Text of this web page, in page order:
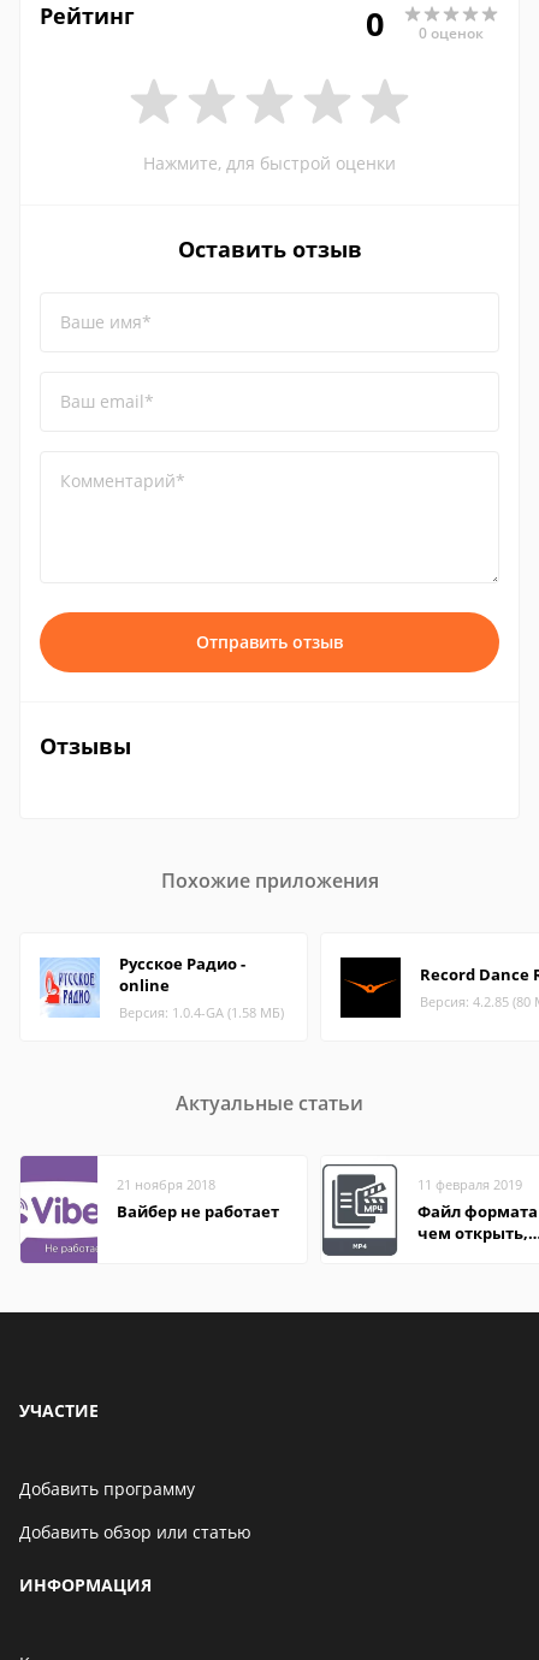
Рейтинг 0 0 оценок
Нажмите, для быстрой оценки
Оставить отзыв
Ваше имя*
Ваш email*
Комментарий*
Отправить отзыв
Отзывы
Похожие приложения
Русское Радио -
online
Версия: 1.0.4-GA (1.58 МБ)
Record Dance
Версия: 4.2.85 (80
Актуальные статьи
21 ноября 2018
Вайбер не работает
11 февраля 2019
Файл формата
чем открыть,
УЧАСТИЕ
Добавить программу
Добавить обзор или статью
ИНФОРМАЦИЯ